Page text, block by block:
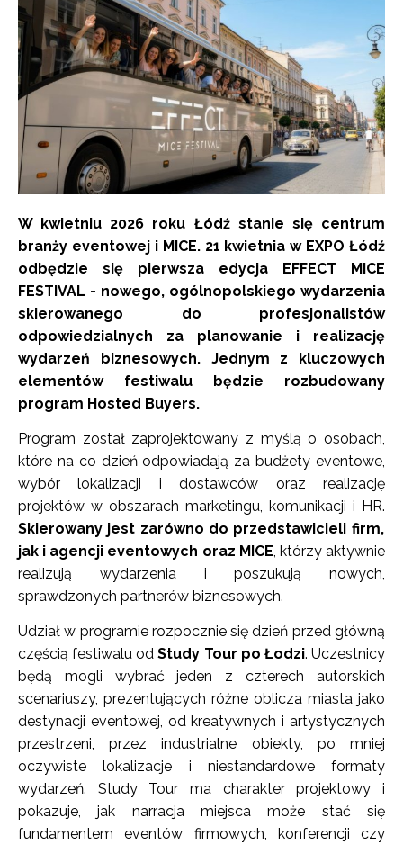
W kwietniu 2026 roku Łódź stanie się centrum
branży eventowej i MICE. 21 kwietnia w EXPO Łódź
odbędzie się pierwsza edycja EFFECT MICE
FESTIVAL - nowego, ogólnopolskiego wydarzenia
skierowanego do profesjonalistów
odpowiedzialnych za planowanie i realizację
wydarzeń biznesowych. Jednym z kluczowych
elementów festiwalu będzie rozbudowany
program Hosted Buyers.
Program został zaprojektowany z myślą o osobach,
które na co dzień odpowiadają za budżety eventowe,
wybór lokalizacji i dostawców oraz realizację
projektów w obszarach marketingu, komunikacji i HR.
Skierowany jest zarówno do przedstawicieli firm,
jak i agencji eventowych oraz MICE, którzy aktywnie
realizują wydarzenia i poszukują nowych,
sprawdzonych partnerów biznesowych.
Udział w programie rozpocznie się dzień przed główną
częścią festiwalu od Study Tour po Łodzi. Uczestnicy
będą mogli wybrać jeden z czterech autorskich
scenariuszy, prezentujących różne oblicza miasta jako
destynacji eventowej, od kreatywnych i artystycznych
przestrzeni, przez industrialne obiekty, po mniej
oczywiste lokalizacje i niestandardowe formaty
wydarzeń. Study Tour ma charakter projektowy i
pokazuje, jak narracja miejsca może stać się
fundamentem eventów firmowych, konferencji czy